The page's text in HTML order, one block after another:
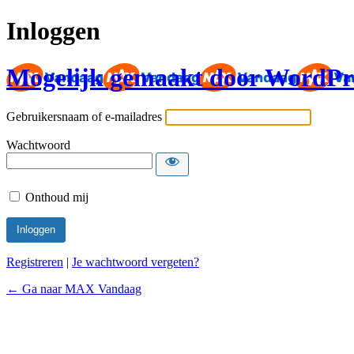
Inloggen
Mogelijk gemaakt door
Gebruikersnaam of e-mailadres
Wachtwoord
Onthoud mij
Registreren | Je wachtwoord vergeten?
← Ga naar MAX Vandaag